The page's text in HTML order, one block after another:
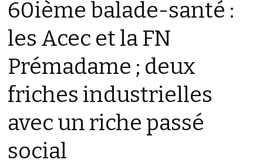
60ième balade-santé :
les Acec et la FN
Prémadame ; deux
friches industrielles
avec un riche passé
social